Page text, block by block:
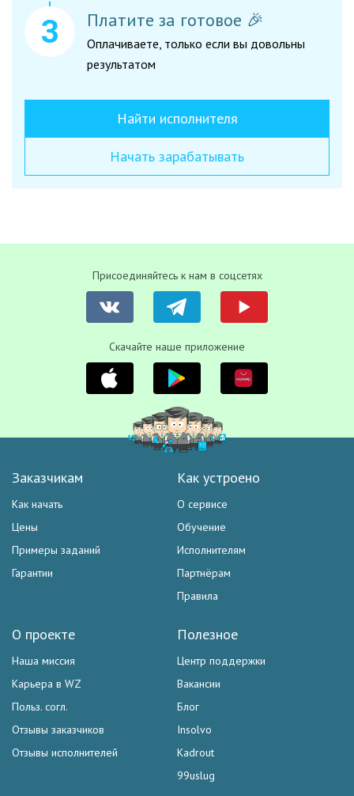
Платите за готовое 🎉
Оплачиваете, только если вы довольны
результатом
Найти исполнителя
Начать зарабатывать
Присоединяйтесь к нам в соцсетях
Скачайте наше приложение
Заказчикам
Как начать
Цены
Примеры заданий
Гарантии
Как устроено
О сервисе
Обучение
Исполнителям
Партнёрам
Правила
Полезное
Центр поддержки
Вакансии
Блог
Insolvo
Kadrout
99uslug
О проекте
Наша миссия
Карьера в WZ
Польз. согл.
Отзывы заказчиков
Отзывы исполнителей